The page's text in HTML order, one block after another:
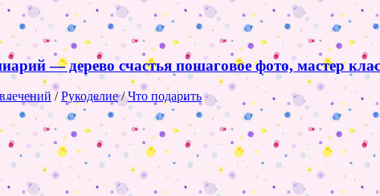
— дерево счастья пошаговое фото, мастер
/Рукоделие/Что подарить